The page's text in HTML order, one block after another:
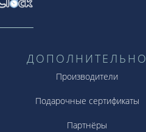
ДОПОЛНИТЕЛЬНО
Производители
Подарочные сертификаты
Партнёры